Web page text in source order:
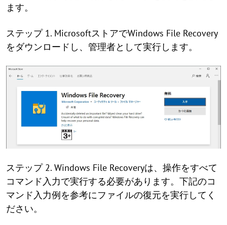
ます。
ステップ 1. MicrosoftストアでWindows File Recovery
をダウンロードし、管理者として実行します。
ステップ 2. Windows File Recoveryは、操作をすべて
コマンド入力で実行する必要があります。下記のコ
マンド入力例を参考にファイルの復元を実行してく
ださい。